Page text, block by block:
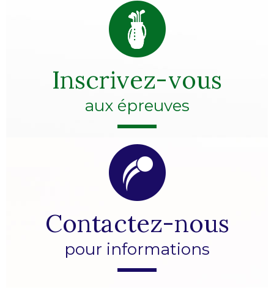
Inscrivez-vous
aux épreuves
Contactez-nous
pour informations